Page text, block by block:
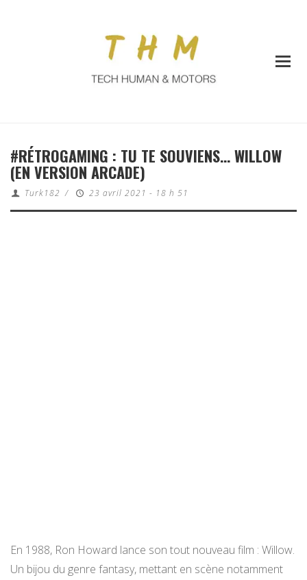
#RÉTROGAMING : TU TE SOUVIENS… WILLOW
(EN VERSION ARCADE)
Turk182 / 23 avril 2021 - 18 h 51
En 1988, Ron Howard lance son tout nouveau film : Willow.
Un bijou du genre fantasy, mettant en scène notamment